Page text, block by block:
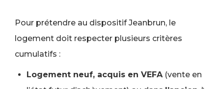
Pour prétendre au dispositif Jeanbrun, le
logement doit respecter plusieurs critères
cumulatifs :
Logement neuf, acquis en VEFA(vente en